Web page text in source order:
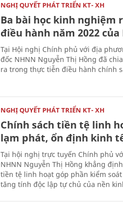
NGHỊ QUYẾT PHÁT TRIỂN KT- XH
Ba bài học kinh
điều hành năm 2022 của
Tại Hội nghị Chính phủ với địa
đốc NHNN Nguyễn Thị Hồng đã
ra trong thực tiễn điều hành chính
NGHỊ QUYẾT PHÁT TRIỂN KT- XH
Chính sách tiền tệ linh
lạm phát, ổn định kinh
Tại hội nghị trực tuyến Chính phủ
NHNN Nguyễn Thị Hồng khẳng
tiền tệ linh hoạt góp phần kiểm
tăng tính độc lập tự chủ của nền